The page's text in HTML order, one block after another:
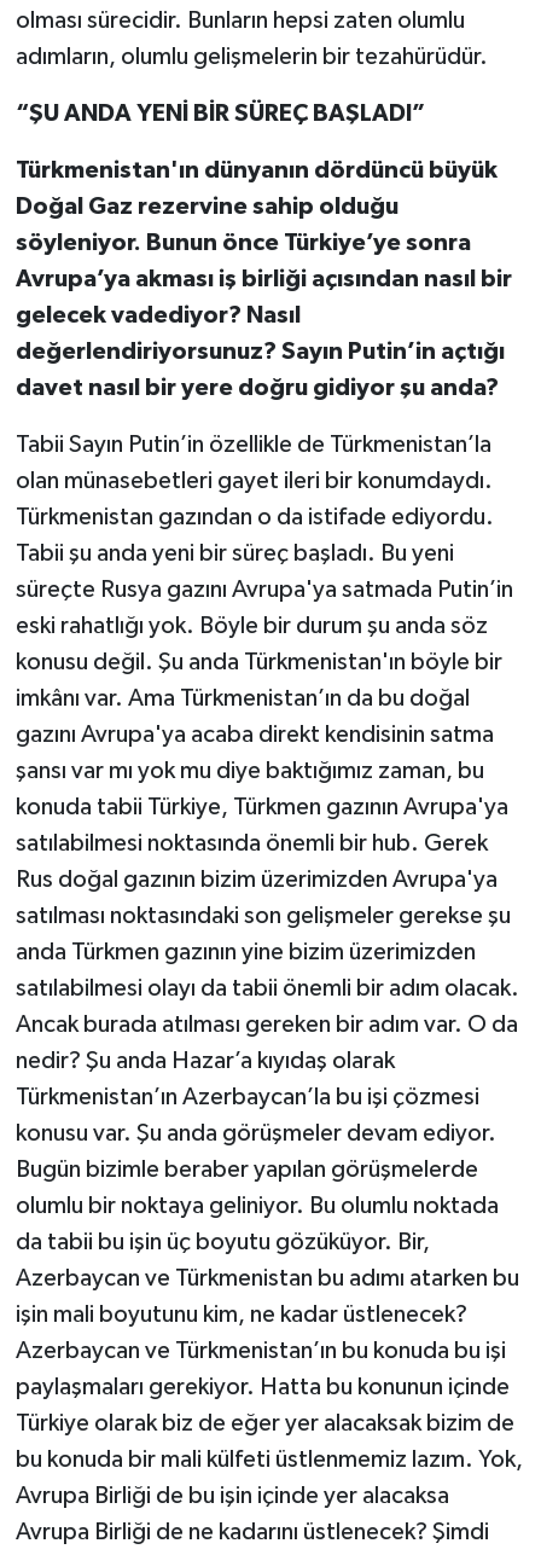
olması sürecidir. Bunların hepsi zaten olumlu
adımların, olumlu gelişmelerin bir tezahürüdür.
“ŞU ANDA YENİ BİR SÜREÇ BAŞLADI”
Türkmenistan'ın dünyanın dördüncü büyük
Doğal Gaz rezervine sahip olduğu
söyleniyor. Bunun önce Türkiye’ye sonra
Avrupa’ya akması iş birliği açısından nasıl bir
gelecek vadediyor? Nasıl
değerlendiriyorsunuz? Sayın Putin’in açtığı
davet nasıl bir yere doğru gidiyor şu anda?
Tabii Sayın Putin’in özellikle de Türkmenistan’la
olan münasebetleri gayet ileri bir konumdaydı.
Türkmenistan gazından o da istifade ediyordu.
Tabii şu anda yeni bir süreç başladı. Bu yeni
süreçte Rusya gazını Avrupa'ya satmada Putin’in
eski rahatlığı yok. Böyle bir durum şu anda söz
konusu değil. Şu anda Türkmenistan'ın böyle bir
imkânı var. Ama Türkmenistan’ın da bu doğal
gazını Avrupa'ya acaba direkt kendisinin satma
şansı var mı yok mu diye baktığımız zaman, bu
konuda tabii Türkiye, Türkmen gazının Avrupa'ya
satılabilmesi noktasında önemli bir hub. Gerek
Rus doğal gazının bizim üzerimizden Avrupa'ya
satılması noktasındaki son gelişmeler gerekse şu
anda Türkmen gazının yine bizim üzerimizden
satılabilmesi olayı da tabii önemli bir adım olacak.
Ancak burada atılması gereken bir adım var. O da
nedir? Şu anda Hazar’a kıyıdaş olarak
Türkmenistan’ın Azerbaycan’la bu işi çözmesi
konusu var. Şu anda görüşmeler devam ediyor.
Bugün bizimle beraber yapılan görüşmelerde
olumlu bir noktaya geliniyor. Bu olumlu noktada
da tabii bu işin üç boyutu gözüküyor. Bir,
Azerbaycan ve Türkmenistan bu adımı atarken bu
işin mali boyutunu kim, ne kadar üstlenecek?
Azerbaycan ve Türkmenistan’ın bu konuda bu işi
paylaşmaları gerekiyor. Hatta bu konunun içinde
Türkiye olarak biz de eğer yer alacaksak bizim de
bu konuda bir mali külfeti üstlenmemiz lazım. Yok,
Avrupa Birliği de bu işin içinde yer alacaksa
Avrupa Birliği de ne kadarını üstlenecek? Şimdi